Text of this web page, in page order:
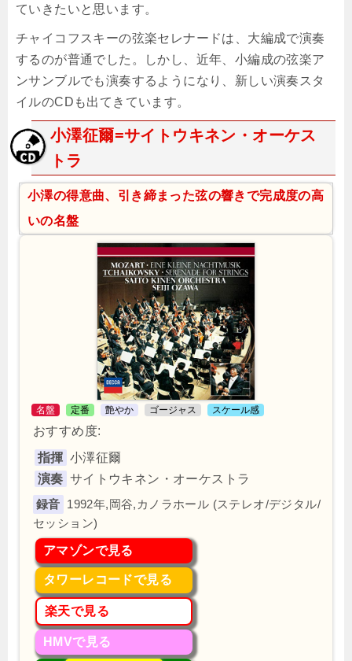
ていきたいと思います。
チャイコフスキーの弦楽セレナードは、大編成で演奏
するのが普通でした。しかし、近年、小編成の弦楽ア
ンサンブルでも演奏するようになり、新しい演奏スタ
イルのCDも出てきています。
小澤征爾=サイトウキネン・オーケス
トラ
小澤の得意曲、引き締まった弦の響きで完成度の高
いの名盤
名盤 定番 艶やか ゴージャス スケール感
おすすめ度:
指揮 小澤征爾
演奏 サイトウキネン・オーケストラ
1992年,岡谷,カノラホール (ステレオ/デジタル/
セッション)
アマゾンで見る
タワーレコードで見る
楽天で見る
HMVで見る